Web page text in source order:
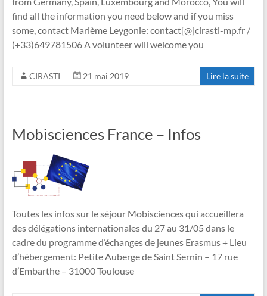
find all the information you need below and if you miss
some, contact Marième Leygonie: contact[@]cirasti-mp.fr /
(+33)649781506 A volunteer will welcome you
CIRASTI 21 mai 2019 Lire la suite
Mobisciences France – Infos
Toutes les infos sur le séjour Mobisciences qui accueillera
des délégations internationales du 27 au 31/05 dans le
cadre du programme d’échanges de jeunes Erasmus + Lieu
d’hébergement: Petite Auberge de Saint Sernin – 17 rue
d’Embarthe – 31000 Toulouse